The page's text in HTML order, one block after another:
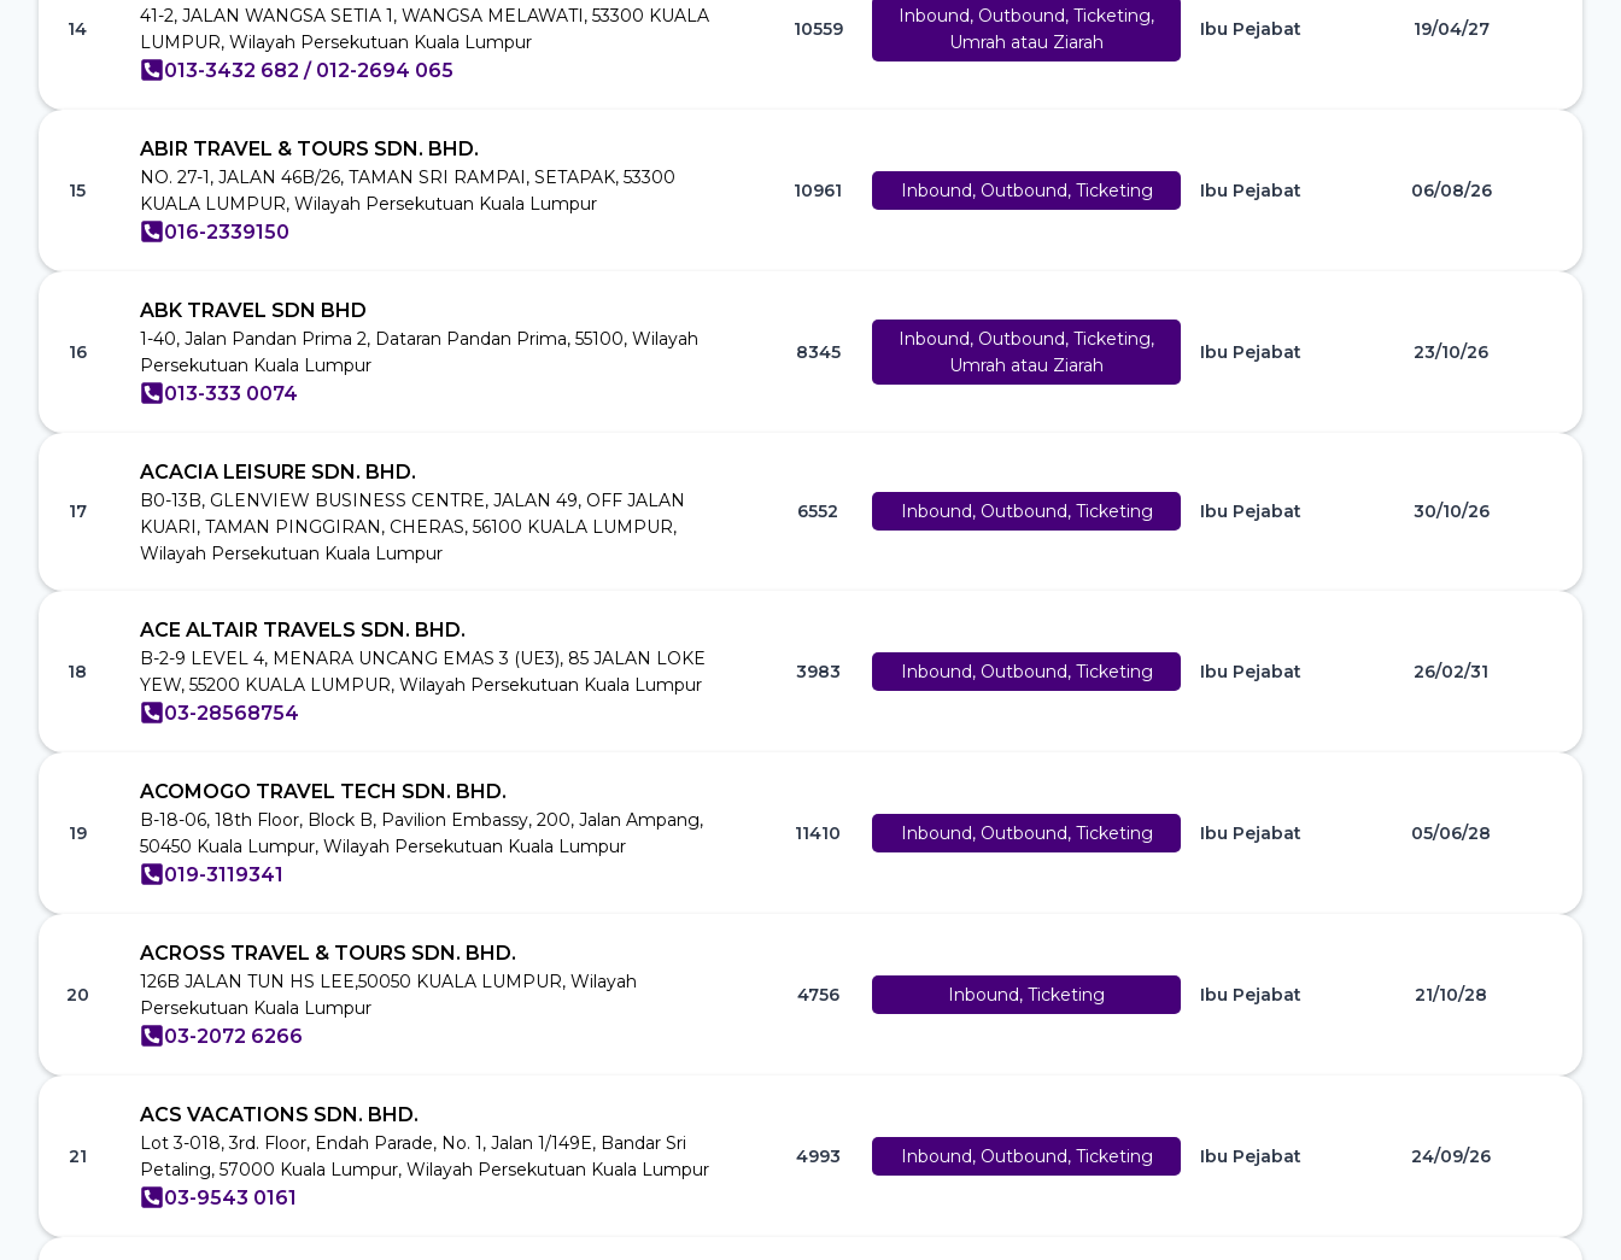
14
41-2, JALAN WANGSA SETIA 1, WANGSA MELAWATI, 53300 KUALA
LUMPUR, Wilayah Persekutuan Kuala Lumpur
013-3432 682 / 012-2694 065
10559
Inbound, Outbound, Ticketing,
Umrah atau Ziarah
Ibu Pejabat 19/04/27
15
ABIR TRAVEL & TOURS SDN. BHD.
NO. 27-1, JALAN 46B/26, TAMAN SRI RAMPAI, SETAPAK, 53300
KUALA LUMPUR, Wilayah Persekutuan Kuala Lumpur
016-2339150
10961 Inbound, Outbound, Ticketing Ibu Pejabat 06/08/26
16
ABK TRAVEL SDN BHD
1-40, Jalan Pandan Prima 2, Dataran Pandan Prima, 55100, Wilayah
Persekutuan Kuala Lumpur
013-333 0074
8345
Inbound, Outbound, Ticketing,
Umrah atau Ziarah
Ibu Pejabat 23/10/26
17
ACACIA LEISURE SDN. BHD.
B0-13B, GLENVIEW BUSINESS CENTRE, JALAN 49, OFF JALAN
KUARI, TAMAN PINGGIRAN, CHERAS, 56100 KUALA LUMPUR,
Wilayah Persekutuan Kuala Lumpur
6552 Inbound, Outbound, Ticketing Ibu Pejabat 30/10/26
18
ACE ALTAIR TRAVELS SDN. BHD.
B-2-9 LEVEL 4, MENARA UNCANG EMAS 3 (UE3), 85 JALAN LOKE
YEW, 55200 KUALA LUMPUR, Wilayah Persekutuan Kuala Lumpur
03-28568754
3983 Inbound, Outbound, Ticketing Ibu Pejabat 26/02/31
19
ACOMOGO TRAVEL TECH SDN. BHD.
B-18-06, 18th Floor, Block B, Pavilion Embassy, 200, Jalan Ampang,
50450 Kuala Lumpur, Wilayah Persekutuan Kuala Lumpur
019-3119341
11410 Inbound, Outbound, Ticketing Ibu Pejabat 05/06/28
20
ACROSS TRAVEL & TOURS SDN. BHD.
126B JALAN TUN HS LEE,50050 KUALA LUMPUR, Wilayah
Persekutuan Kuala Lumpur
03-2072 6266
4756 Inbound, Ticketing Ibu Pejabat 21/10/28
21
ACS VACATIONS SDN. BHD.
Lot 3-018, 3rd. Floor, Endah Parade, No. 1, Jalan 1/149E, Bandar Sri
Petaling, 57000 Kuala Lumpur, Wilayah Persekutuan Kuala Lumpur
03-9543 0161
4993 Inbound, Outbound, Ticketing Ibu Pejabat 24/09/26